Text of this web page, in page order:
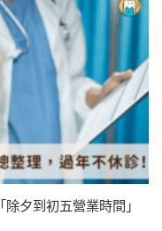
夕到初五營業時間」